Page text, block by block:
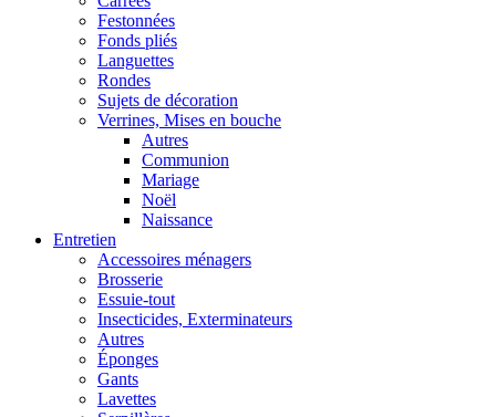
Festonnées
Fonds pliés
Languettes
Rondes
Sujets de décoration
Verrines, Mises en bouche
Autres
Communion
Mariage
Noël
Naissance
Entretien
Accessoires ménagers
Brosserie
Essuie-tout
Insecticides, Exterminateurs
Autres
Éponges
Gants
Lavettes